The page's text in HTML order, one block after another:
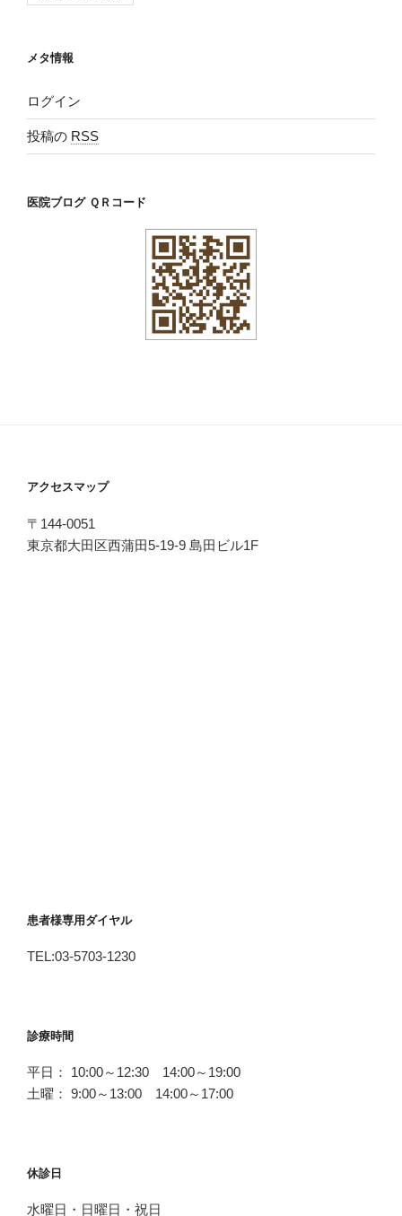
メタ情報
ログイン
投稿の RSS
医院ブログ ＱＲコード
アクセスマップ
〒144-0051
東京都大田区西蒲田5-19-9 島田ビル1F
患者様専用ダイヤル
TEL:03-5703-1230
診療時間
平日： 10:00～12:30 14:00～19:00
土曜： 9:00～13:00 14:00～17:00
休診日
水曜日・日曜日・祝日